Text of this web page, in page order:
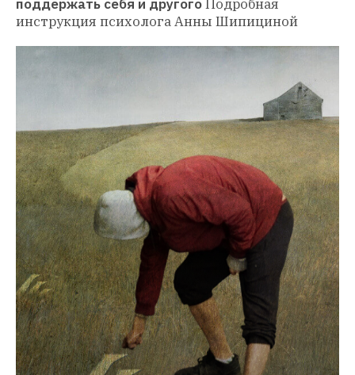
поддержать себя и другогоПодробная
инструкция психолога Анны Шипициной